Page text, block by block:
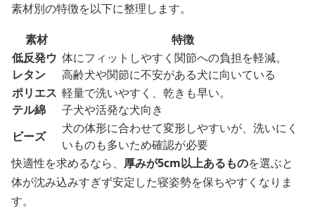
素材別の特徴を以下に整理します。
素材
特徴
低反発ウ
レタン
体にフィットしやすく関節への負担を軽減。
高齢犬や関節に不安がある犬に向いている
ポリエス
テル綿
軽量で洗いやすく、乾きも早い。
子犬や活発な犬向き
ビーズ
犬の体形に合わせて変形しやすいが、洗いにく
いものも多いため確認が必要
快適性を求めるなら、 厚みが5cm以上あるものを選ぶと
体が沈み込みすぎず安定した寝姿勢を保ちやすくなりま
す。